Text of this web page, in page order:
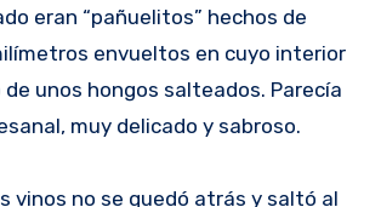
eran “pañuelitos” hechos de
envueltos en cuyo interior
unos hongos salteados. Parecía
muy delicado y sabroso.
vinos no se quedó atrás y saltó al